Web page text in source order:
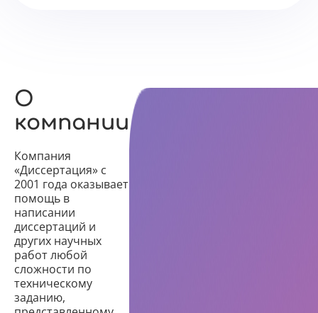
О
компании
Компания
«Диссертация» с
2001 года оказывает
помощь в
написании
диссертаций и
других научных
работ любой
сложности по
техническому
заданию,